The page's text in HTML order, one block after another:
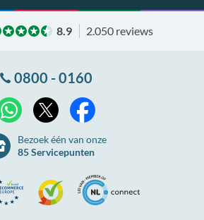
8.9 2.050 reviews
0800 - 0160
WhatsApp
Bezoek één van onze
85 Servicepunten